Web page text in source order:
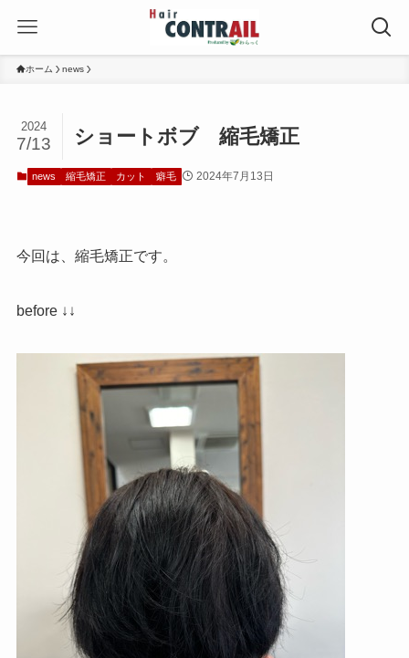
ホーム news
ショートボブ 縮毛矯正
2024
7/13
news 縮毛矯正 カット 癖毛 2024年7月13日
今回は、縮毛矯正です。
before ↓↓